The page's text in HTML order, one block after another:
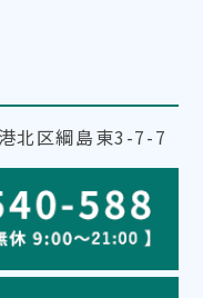
北区綱島東3-7-7